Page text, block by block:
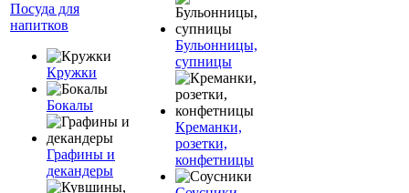
Посуда для
напитков
Кружки
Бокалы
Графины и
декандеры
Бульонницы,
супницы
Креманки,
розетки,
конфетницы